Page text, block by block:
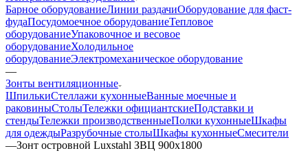
Барное оборудованиеЛинии раздачиОборудование для фаст-
фудаПосудомоечное оборудованиеТепловое
оборудованиеУпаковочное и весовое
оборудованиеХолодильное
оборудованиеЭлектромеханическое оборудование
—
Зонты вентиляционные
ШпилькиСтеллажи кухонныеВанные моечные и
раковиныСтолыТележки официантскиеПодставки и
стендыТележки производственныеПолки кухонныеШкафы
для одеждыРазрубочные столыШкафы кухонныеСмесители
—Зонт островной Luxstahl ЗВЦ 900х1800